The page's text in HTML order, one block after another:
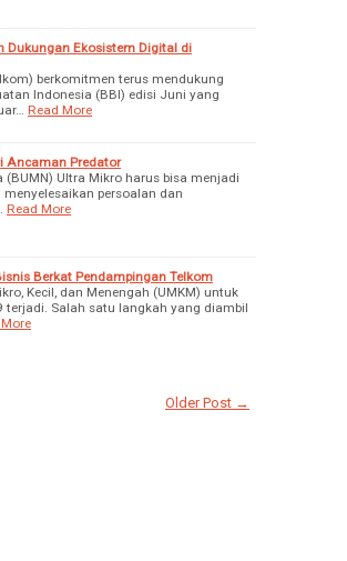
Dukungan Ekosistem Digital di
berkomitmen terus mendukung
Indonesia (BBI) edisi Juni yang
Read More
Ancaman Predator
Ultra Mikro harus bisa menjadi
persoalan dan
Read More
Berkat Pendampingan Telkom
Kecil, dan Menengah (UMKM) untuk
Salah satu langkah yang diambil
Older Post →